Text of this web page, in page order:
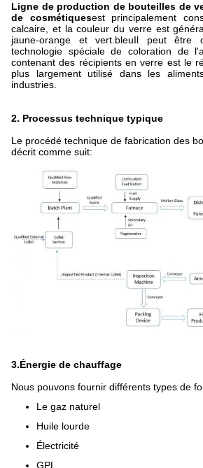
Ligne de production de bouteilles de
de cosmétiquesest principalement
calcaire, et la couleur du verre est
jaune-orange et vert.bleuIl peut être
technologie spéciale de coloration de
contenant des récipients en verre est le
plus largement utilisé dans les
industries.
2. Processus technique typique
Le procédé technique de fabrication des
décrit comme suit:
3.Énergie de chauffage
Nous pouvons fournir différents types de
Le gaz naturel
Huile lourde
Électricité
GPL